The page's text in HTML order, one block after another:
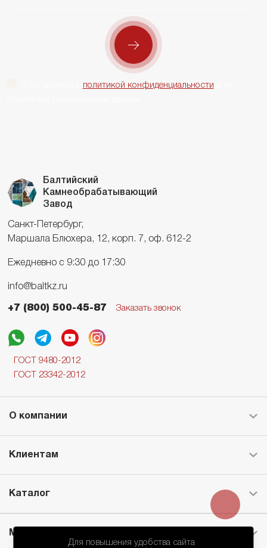
политикой конфиденциальности
Балтийский
Камнеобрабатывающий
Завод
Санкт-Петербург,
Маршала Блюхера, 12, корп. 7, оф. 612-2
Ежедневно с 9:30 до 17:30
info@baltkz.ru
+7 (800) 500-45-87 Заказать звонок
ГОСТ 9480-2012
ГОСТ 23342-2012
О компании
Клиентам
Каталог
Месторождение
Для повышения удобства сайта